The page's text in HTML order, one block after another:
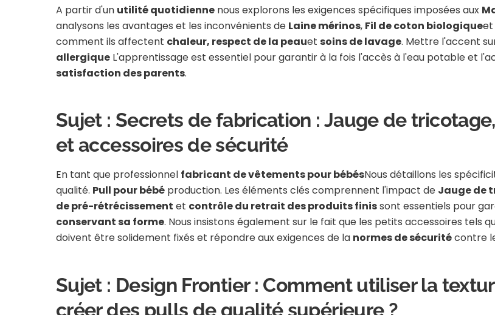
A partir d'un utilité quotidienne nous explorons les exigences spécifiques imposées aux
analysons les avantages et les inconvénients de Laine mérinos, Fil de coton biologiqueet
comment ils affectent chaleur, respect de la peauet soins de lavage. Mettre l'accent
allergique L'apprentissage est essentiel pour garantir à la fois l'accès à l'eau potable et
satisfaction des parents.
Sujet : Secrets de fabrication : Jauge de
et accessoires de sécurité
En tant que professionnel fabricant de vêtements pour bébésNous détaillons les
qualité. Pull pour bébé production. Les éléments clés comprennent l'impact de Jauge de
de pré-rétrécissement et contrôle du retrait des produits finissont essentiels pour
conservant sa forme. Nous insistons également sur le fait que les petits accessoires tels
doivent être solidement fixés et répondre aux exigences de la normes de sécuritécontre
Sujet : Design Frontier : Comment utiliser la
créer des pulls de qualité supérieure ?